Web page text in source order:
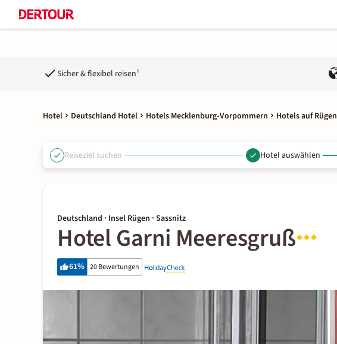
Sicher & flexibel reisen¹
Hotel Deutschland Hotel Hotels Mecklenburg-Vorpommern Hotels auf Rügen
Reiseziel suchen Hotel auswählen
Deutschland · Insel Rügen · Sassnitz
Hotel Garni Meeresgruß
61% 20 Bewertungen